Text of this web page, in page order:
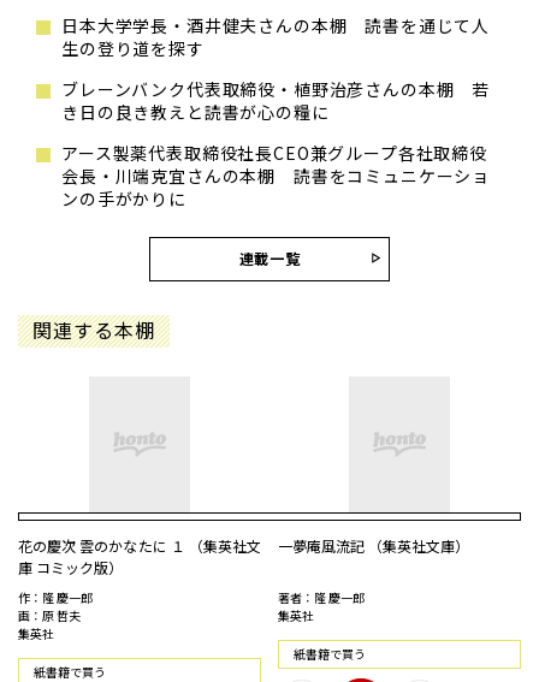
日本大学学長・酒井健夫さんの本棚 読書を通じて人
生の登り道を探す
ブレーンバンク代表取締役・植野治彦さんの本棚 若
き日の良き教えと読書が心の糧に
アース製薬代表取締役社長CEO兼グループ各社取締役
会長・川端克宜さんの本棚 読書をコミュニケーショ
ンの手がかりに
連載一覧
関連する本棚
花の慶次 雲のかなたに １ （集英社文
庫 コミック版）
作：隆 慶一郎
画：原 哲夫
集英社
紙書籍で買う
一夢庵風流記 （集英社文庫）
著者：隆 慶一郎
集英社
紙書籍で買う